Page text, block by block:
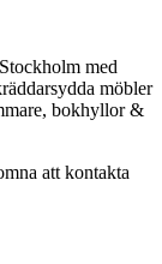
med
möbler
bokhyllor &
att kontakta